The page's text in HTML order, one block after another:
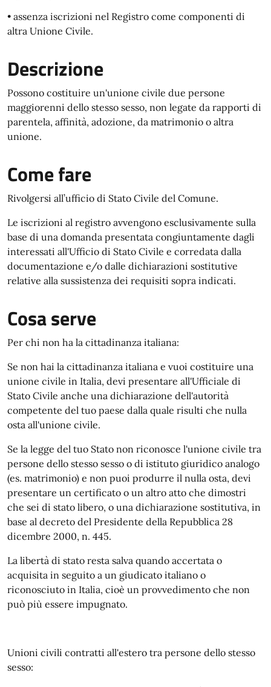
• assenza iscrizioni nel Registro come componenti di
altra Unione Civile.
Descrizione
Possono costituire un'unione civile due persone
maggiorenni dello stesso sesso, non legate da rapporti di
parentela, affinità, adozione, da matrimonio o altra
unione.
Come fare
Rivolgersi all’ufficio di Stato Civile del Comune.
Le iscrizioni al registro avvengono esclusivamente sulla
base di una domanda presentata congiuntamente dagli
interessati all'Ufficio di Stato Civile e corredata dalla
documentazione e/o dalle dichiarazioni sostitutive
relative alla sussistenza dei requisiti sopra indicati.
Cosa serve
Per chi non ha la cittadinanza italiana:
Se non hai la cittadinanza italiana e vuoi costituire una
unione civile in Italia, devi presentare all'Ufficiale di
Stato Civile anche una dichiarazione dell'autorità
competente del tuo paese dalla quale risulti che nulla
osta all'unione civile.
Se la legge del tuo Stato non riconosce l'unione civile tra
persone dello stesso sesso o di istituto giuridico analogo
(es. matrimonio) e non puoi produrre il nulla osta, devi
presentare un certificato o un altro atto che dimostri
che sei di stato libero, o una dichiarazione sostitutiva, in
base al decreto del Presidente della Repubblica 28
dicembre 2000, n. 445.
La libertà di stato resta salva quando accertata o
acquisita in seguito a un giudicato italiano o
riconosciuto in Italia, cioè un provvedimento che non
può più essere impugnato.
Unioni civili contratti all'estero tra persone dello stesso
sesso: